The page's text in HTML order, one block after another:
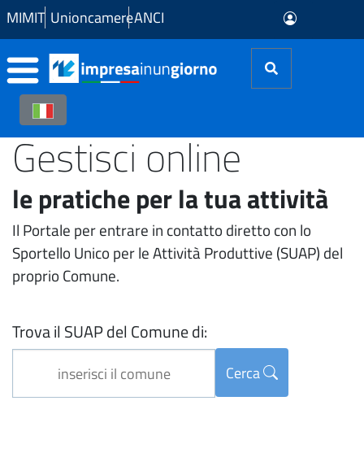
Skip to Main Content
MIMIT UnioncamereANCI
Gestisci online
le pratiche per la tua attività
Il Portale per entrare in contatto diretto con lo
Sportello Unico per le Attività Produttive (SUAP) del
proprio Comune.
Trova il SUAP del Comune di:
Cerca